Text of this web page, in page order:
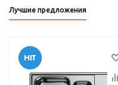
Лучшие предложения